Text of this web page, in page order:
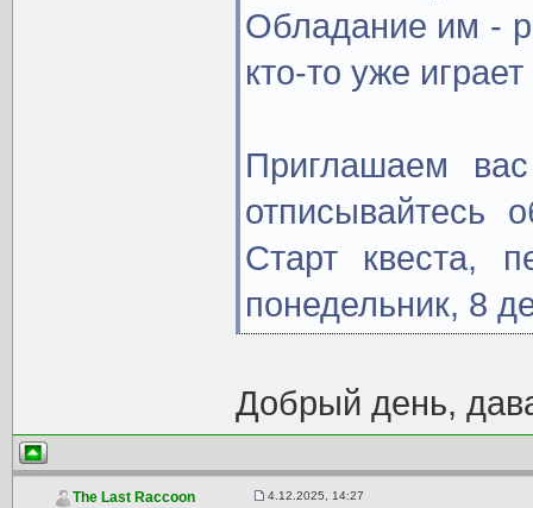
Обладание им -
кто-то уже
Приглашаем
отписывайтесь
Старт квеста,
понедельник, 8
Добрый день,
The Last Raccoon 4.12.2025, 14:27